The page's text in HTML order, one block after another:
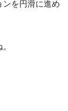
ンを円滑に進め